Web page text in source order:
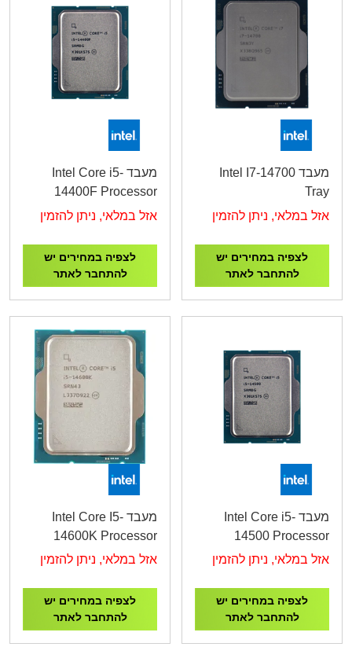
מעבד Intel I7-14700
Tray
אזל במלאי, ניתן להזמין
לצפיה במחירים יש
להתחבר לאתר
מעבד Intel Core i5-
14400F Processor
4.7GHz
אזל במלאי, ניתן להזמין
לצפיה במחירים יש
להתחבר לאתר
מעבד Intel Core i5-
14500 Processor
5.0GHz
אזל במלאי, ניתן להזמין
לצפיה במחירים יש
להתחבר לאתר
מעבד Intel Core I5-
14600K Processor
5.3GHz
אזל במלאי, ניתן להזמין
לצפיה במחירים יש
להתחבר לאתר